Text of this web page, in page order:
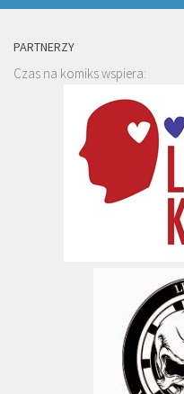
PARTNERZY
Czas na komiks wspiera: